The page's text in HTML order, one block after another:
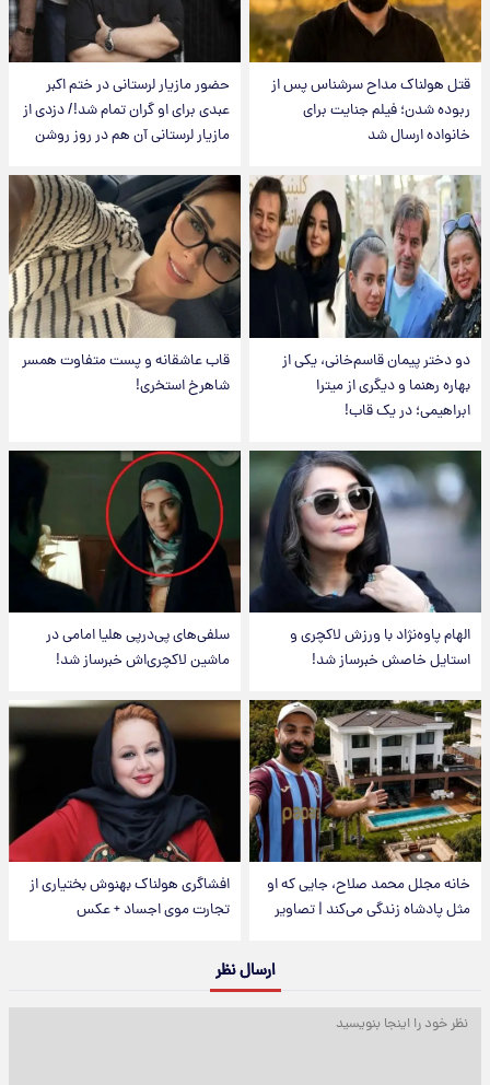
قتل هولناک مداح سرشناس پس از
ربوده شدن؛ فیلم جنایت برای
خانواده ارسال شد
حضور مازیار لرستانی در ختم اکبر
عبدی برای او گران تمام شد!/ دزدی از
مازیار لرستانی آن هم در روز روشن
دو دختر پیمان قاسم‌خانی، یکی از
بهاره رهنما و دیگری از میترا
ابراهیمی؛ در یک قاب!
قاب عاشقانه و پست متفاوت همسر
شاهرخ استخری!
الهام پاوه‌نژاد با ورزش لاکچری و
استایل خاصش خبرساز شد!
سلفی‌های پی‌درپی هلیا امامی در
ماشین لاکچری‌اش خبرساز شد!
خانه مجلل محمد صلاح، جایی که او
مثل پادشاه زندگی می‌کند | تصاویر
افشاگری هولناک بهنوش بختیاری از
تجارت موی اجساد + عکس
ارسال نظر